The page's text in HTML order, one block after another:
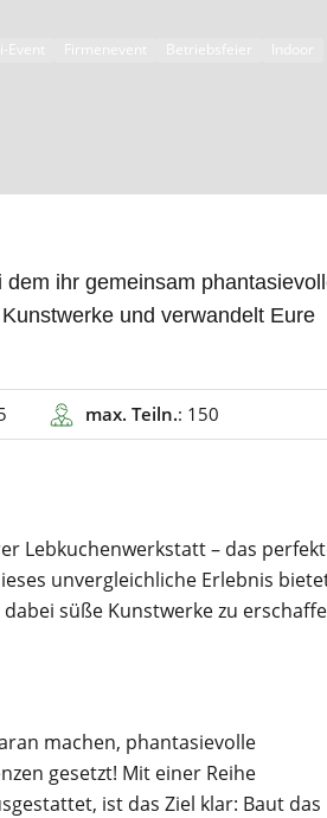
Event Firmenevent Betriebsfeier
Indoor
ihr gemeinsam
und verwandelt Eure
max. Teiln.: 150
Lebkuchenwerkstatt – das
unvergleichliche Erlebnis
süße Kunstwerke zu
machen, phantasievolle
gesetzt! Mit einer Reihe
ist das Ziel klar: Baut das